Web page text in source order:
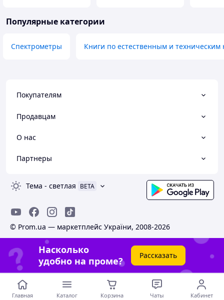
Популярные категории
Спектрометры Книги по естественным и техническим
Покупателям
Продавцам
О нас
Партнеры
Тема - светлая BETA
© Prom.ua — маркетплейс України, 2008-2026
Насколько
удобно на проме?
Рассказать
Главная Каталог Корзина Чаты Кабинет